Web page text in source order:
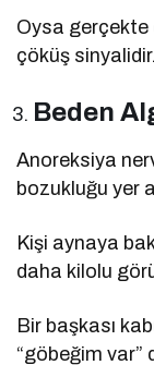
Oysa gerçekte
çöküş sinyalidir.
Beden
Anoreksiya
bozukluğu yer
Kişi aynaya
daha kilolu
Bir başkası
“göbeğim var”